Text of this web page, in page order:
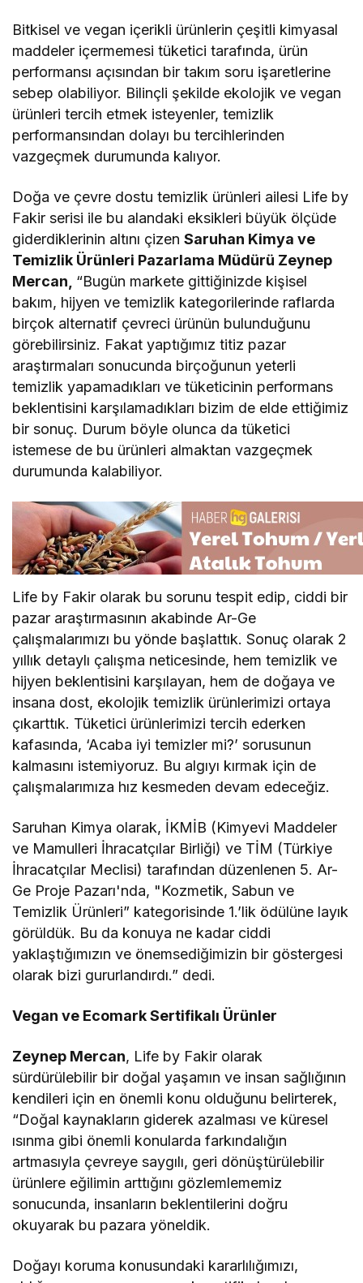
Bitkisel ve vegan içerikli ürünlerin çeşitli kimyasal
maddeler içermemesi tüketici tarafında, ürün
performansı açısından bir takım soru işaretlerine
sebep olabiliyor. Bilinçli şekilde ekolojik ve vegan
ürünleri tercih etmek isteyenler, temizlik
performansından dolayı bu tercihlerinden
vazgeçmek durumunda kalıyor.
Doğa ve çevre dostu temizlik ürünleri ailesi Life by
Fakir serisi ile bu alandaki eksikleri büyük ölçüde
giderdiklerinin altını çizenSaruhan Kimya ve
Temizlik Ürünleri Pazarlama Müdürü Zeynep
Mercan, “Bugün markete gittiğinizde kişisel
bakım, hijyen ve temizlik kategorilerinde raflarda
birçok alternatif çevreci ürünün bulunduğunu
görebilirsiniz. Fakat yaptığımız titiz pazar
araştırmaları sonucunda birçoğunun yeterli
temizlik yapamadıkları ve tüketicinin performans
beklentisini karşılamadıkları bizim de elde ettiğimiz
bir sonuç. Durum böyle olunca da tüketici
istemese de bu ürünleri almaktan vazgeçmek
durumunda kalabiliyor.
Life by Fakir olarak bu sorunu tespit edip, ciddi bir
pazar araştırmasının akabinde Ar-Ge
çalışmalarımızı bu yönde başlattık. Sonuç olarak 2
yıllık detaylı çalışma neticesinde, hem temizlik ve
hijyen beklentisini karşılayan, hem de doğaya ve
insana dost, ekolojik temizlik ürünlerimizi ortaya
çıkarttık. Tüketici ürünlerimizi tercih ederken
kafasında, ‘Acaba iyi temizler mi?’ sorusunun
kalmasını istemiyoruz. Bu algıyı kırmak için de
çalışmalarımıza hız kesmeden devam edeceğiz.
Saruhan Kimya olarak, İKMİB (Kimyevi Maddeler
ve Mamulleri İhracatçılar Birliği) ve TİM (Türkiye
İhracatçılar Meclisi) tarafından düzenlenen 5. Ar-
Ge Proje Pazarı'nda, "Kozmetik, Sabun ve
Temizlik Ürünleri” kategorisinde 1.’lik ödülüne layık
görüldük. Bu da konuya ne kadar ciddi
yaklaştığımızın ve önemsediğimizin bir göstergesi
olarak bizi gururlandırdı.” dedi.
Vegan ve Ecomark Sertifikalı Ürünler
Zeynep Mercan, Life by Fakir olarak
sürdürülebilir bir doğal yaşamın ve insan sağlığının
kendileri için en önemli konu olduğunu belirterek,
“Doğal kaynakların giderek azalması ve küresel
ısınma gibi önemli konularda farkındalığın
artmasıyla çevreye saygılı, geri dönüştürülebilir
ürünlere eğilimin arttığını gözlemlememiz
sonucunda, insanların beklentilerini doğru
okuyarak bu pazara yöneldik.
Doğayı koruma konusundaki kararlılığımızı,